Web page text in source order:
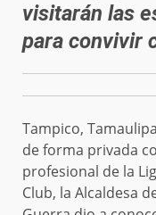
visitarán las
para convivir
Tampico,
de forma privada
profesional de la
Club, la Alcaldesa